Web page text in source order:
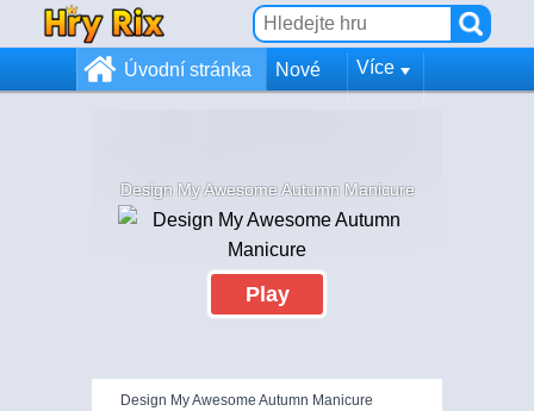
Úvodní stránka Nové Více
Design My Awesome Autumn Manicure
Play
Design My Awesome Autumn Manicure